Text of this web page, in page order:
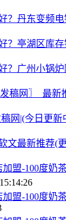
？丹东变频
？亭湖区库
？广州小锅
稿网〗_最新
网|(今日更新
文最新推荐(
盟-100度奶
盟-100度奶